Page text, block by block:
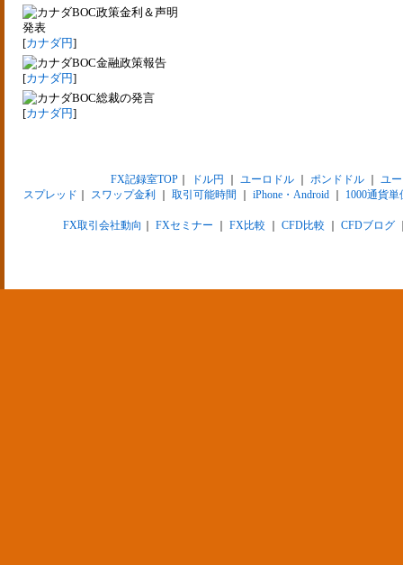
BOC政策金利＆声明
発表
[カナダ円]
BOC金融政策報告
[カナダ円]
BOC総裁の発言
[カナダ円]
FX記録室TOP｜ ドル円 ユーロドル｜ ポンドドル｜ ユ
スプレッド
スワップ金利 取引可能時間 iPhone・Android 1000通貨単
FX取引会社動向 FXセミナー FX比較 CFD比較 CFDブログ